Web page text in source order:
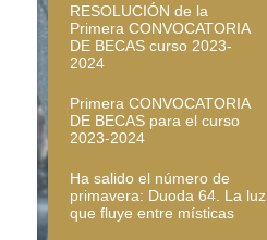
RESOLUCIÓN de la
Primera CONVOCATORIA
DE BECAS curso 2023-
2024
Primera CONVOCATORIA
DE BECAS para el curso
2023-2024
Ha salido el número de
primavera: Duoda 64. La luz
que fluye entre místicas